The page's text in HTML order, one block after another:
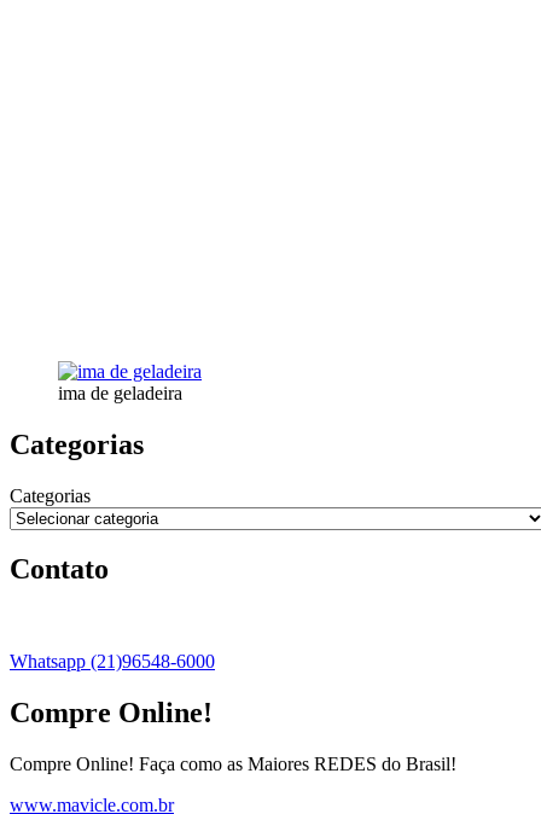
ima de geladeira
Categorias
Categorias
Contato
Whatsapp (21)96548-6000
Compre Online!
Compre Online! Faça como as Maiores REDES do Brasil!
www.mavicle.com.br